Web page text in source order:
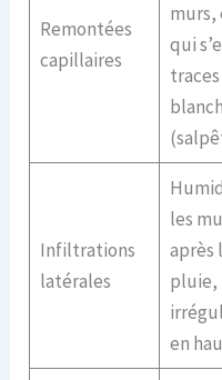
Remontées
capillaires
qui
traces
Infiltrations
latérales
les
après
pluie,
en